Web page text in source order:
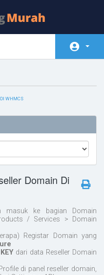
WHMCS
Domain Di
masuk ke bagian Domain
/ Services > Domain
Registar Domain yang
dari data Reseller Domain
di panel reseller domain,